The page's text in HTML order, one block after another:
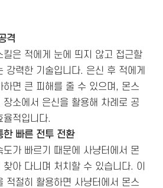
격
킬은 적에게 눈에 띄지 않고 접근할
강력한 기술입니다. 은신 후 적에게
하면 큰 피해를 줄 수 있으며, 몬스
장소에서 은신을 활용해 차례로 공
율적입니다.
한 빠른 전투 전환
도가 빠르기 때문에 사냥터에서 몬
찾아 다니며 처치할 수 있습니다. 이
적절히 활용하면 사냥터에서 몬스